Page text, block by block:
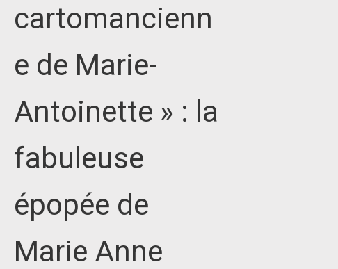
cartomancienn
e de Marie-
Antoinette » : la
fabuleuse
épopée de
Marie Anne